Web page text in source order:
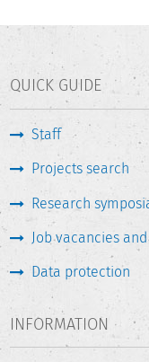
QUICK GUIDE
Staff
Projects search
Research
Job vacancies
Data protection
INFORMATION